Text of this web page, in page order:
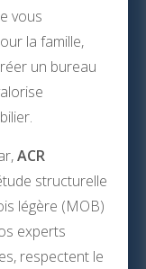
vous
la famille,
un bureau
ACR
structurelle
légère (MOB)
experts
respectent le